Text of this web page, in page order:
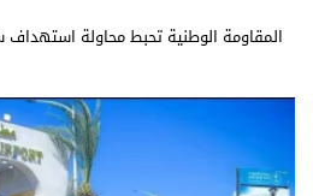
المقاومة الوطنية تحبط محاولة